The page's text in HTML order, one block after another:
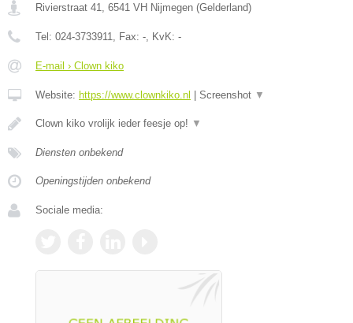
Rivierstraat 41 6541 VH Nijmegen (Gelderland)
Tel: 024-3733911 , Fax: - , KvK: -
E-mail › Clown kiko
Website: https://www.clownkiko.nl Screenshot ▼
Clown kiko vrolijk ieder feesje op! ▼
Diensten onbekend
Openingstijden onbekend
Sociale media: